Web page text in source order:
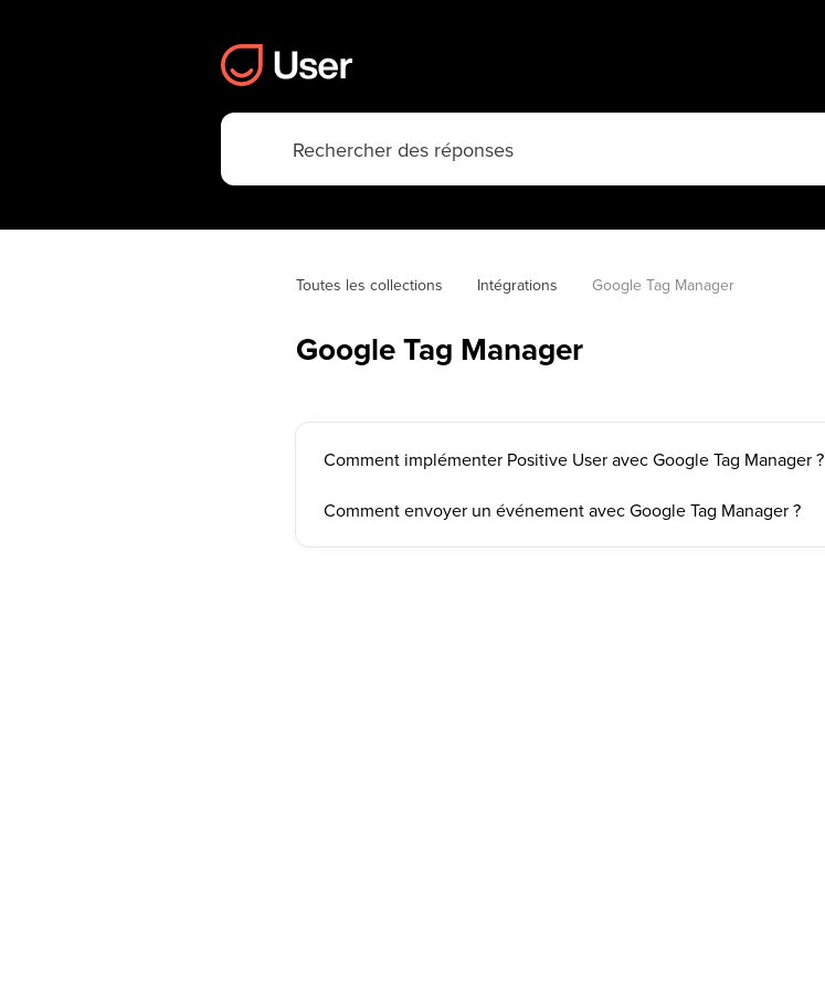
Toutes les collections Intégrations Google Tag Manager
Google Tag Manager
Comment implémenter Positive User avec Google Tag Manager ?
Comment envoyer un événement avec Google Tag Manager ?